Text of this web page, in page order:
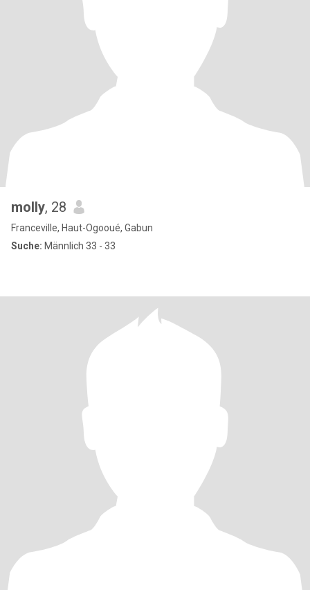
molly, 28
Franceville, Haut-Ogooué, Gabun
Suche: Männlich 33 - 33